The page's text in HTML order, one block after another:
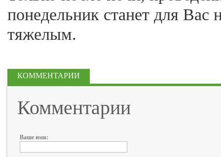
понедельник станет для Вас
тяжелым.
КОММЕНТАРИИ
Комментарии
Ваше имя: